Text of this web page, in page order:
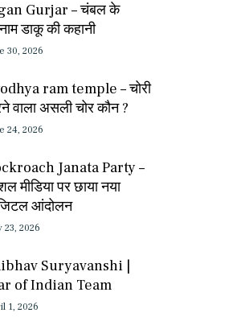
Gurjar – चंबल के
डाकू की कहानी
30, 2026
ram temple – चोरी
वाला असली चोर कौन ?
24, 2026
Janata Party –
मीडिया पर छाया नया
आंदोलन
23, 2026
Suryavanshi |
of Indian Team
1, 2026